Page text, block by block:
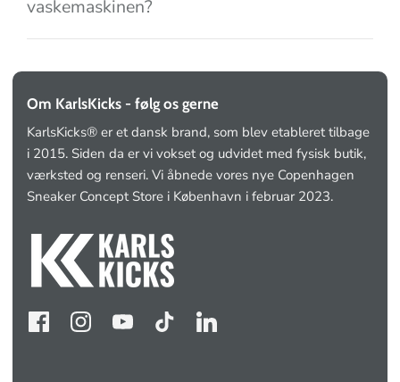
vaskemaskinen?
Om KarlsKicks - følg os gerne
KarlsKicks® er et dansk brand, som blev etableret tilbage
i 2015. Siden da er vi vokset og udvidet med fysisk butik,
værksted og renseri. Vi åbnede vores nye Copenhagen
Sneaker Concept Store i København i februar 2023.